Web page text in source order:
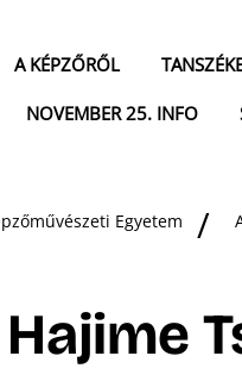
A KÉPZŐRŐL
NOVEMBER 25. INFO
Egyetem
Hajime